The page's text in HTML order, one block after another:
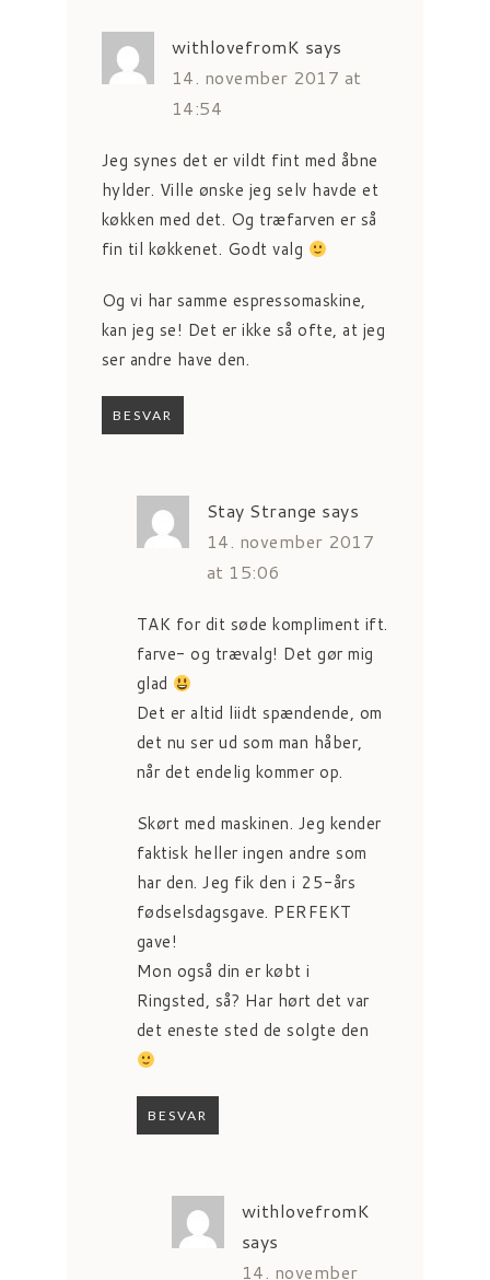
withlovefromK says
14. november 2017 at
14:54
Jeg synes det er vildt fint med åbne
hylder. Ville ønske jeg selv havde et
køkken med det. Og træfarven er så
fin til køkkenet. Godt valg
Og vi har samme espressomaskine,
kan jeg se! Det er ikke så ofte, at jeg
ser andre have den.
BESVAR
Stay Strange says
14. november 2017
at 15:06
TAK for dit søde kompliment ift.
farve- og trævalg! Det gør mig
glad
Det er altid liidt spændende, om
det nu ser ud som man håber,
når det endelig kommer op.
Skørt med maskinen. Jeg kender
faktisk heller ingen andre som
har den. Jeg fik den i 25-års
fødselsdagsgave. PERFEKT
gave!
Mon også din er købt i
Ringsted, så? Har hørt det var
det eneste sted de solgte den
BESVAR
withlovefromK
says
14. november